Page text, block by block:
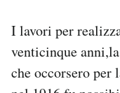
I lavori per
venticinque
che occorsero per